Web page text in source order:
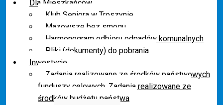
Dla Mieszkańców
Klub Seniora w Troszynie
Mazowsze bez smogu
Harmonogram odbioru odpadów komunalnych
Pliki (dokumenty) do pobrania
Inwestycje
Zadania realizowane ze środków państwowych
funduszy celowych. Zadania realizowane ze
środków budżetu państwa